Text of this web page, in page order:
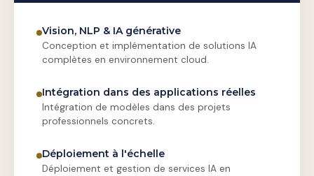
Vision, NLP & IA générative
Conception et implémentation de solutions IA
complètes en environnement cloud.
Intégration dans des applications réelles
Intégration de modèles dans des projets
professionnels concrets.
Déploiement à l'échelle
Déploiement et gestion de services IA en